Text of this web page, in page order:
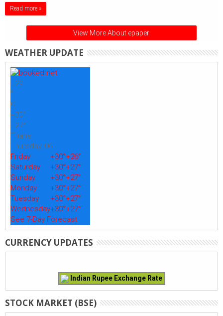
Read more »
View More About epaper
WEATHER UPDATE
+29
°
C
+30°
+27°
Thane
Thursday, 06
Friday
+30°+26°
Saturday
+30°+27°
Sunday
+30°+27°
Monday
+30°+27°
Tuesday
+30°+27°
Wednesday+30°+27°
See 7-Day Forecast
CURRENCY UPDATES
Indian Rupee Exchange Rate
STOCK MARKET (BSE)